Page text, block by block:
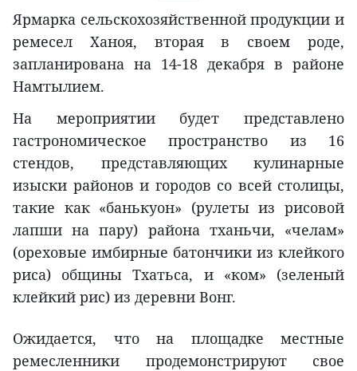
Ярмарка сельскохозяйственной продукции и
ремесел Ханоя, вторая в своем роде,
запланирована на 14-18 декабря в районе
Намтылием.
На мероприятии будет представлено
гастрономическое пространство из 16
стендов, представляющих кулинарные
изыски районов и городов со всей столицы,
такие как «банькуон» (рулеты из рисовой
лапши на пару) района тханьчи, «челам»
(ореховые имбирные батончики из клейкого
риса) общины Тхатьса, и «ком» (зеленый
клейкий рис) из деревни Вонг.
Ожидается, что на площадке местные
ремесленники продемонстрируют свое